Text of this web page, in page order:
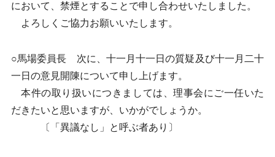
において、禁煙とすることで申し合わせいたしました。
よろしくご協力お願いいたします。
○馬場委員長 次に、十一月十一日の質疑及び十一月二十
一日の意見開陳について申し上げます。
本件の取り扱いにつきましては、理事会にご一任いた
だきたいと思いますが、いかがでしょうか。
〔「異議なし」と呼ぶ者あり〕